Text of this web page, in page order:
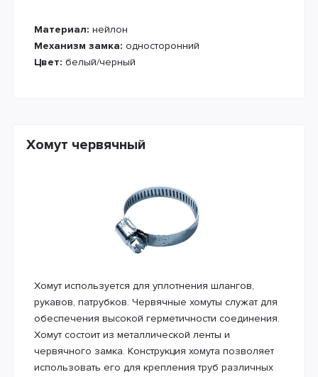
Материал:нейлон
Механизм замка:односторонний
Цвет:белый/черный
Хомут червячный
Хомут используется для уплотнения шлангов,
рукавов, патрубков. Червячные хомуты служат для
обеспечения высокой герметичности соединения.
Хомут состоит из металлической ленты и
червячного замка. Конструкция хомута позволяет
использовать его для крепления труб различных